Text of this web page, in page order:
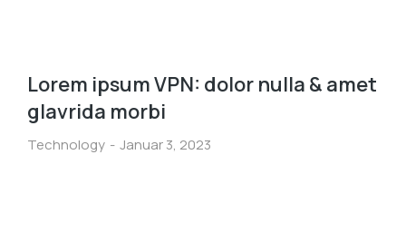
Lorem ipsum VPN: dolor nulla & amet
glavrida morbi
Technology Januar 3, 2023